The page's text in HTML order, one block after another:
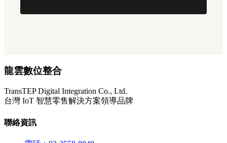
龍雲數位整合
TransTEP Digital Integration Co., Ltd.
台灣 IoT 智慧零售解決方案領導品牌
聯絡資訊